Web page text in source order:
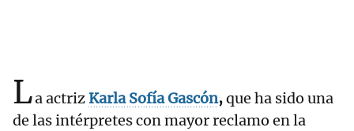
La actrizKarla Sofía Gascón,que ha sido una
de las intérpretes con mayor reclamo en la